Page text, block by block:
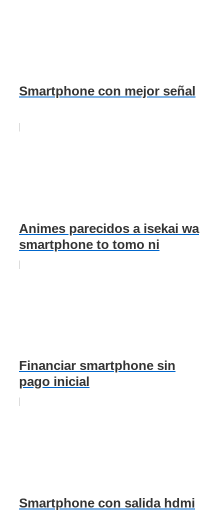
Smartphone con mejor señal
Animes parecidos a isekai wa
smartphone to tomo ni
Financiar smartphone sin
pago inicial
Smartphone con salida hdmi